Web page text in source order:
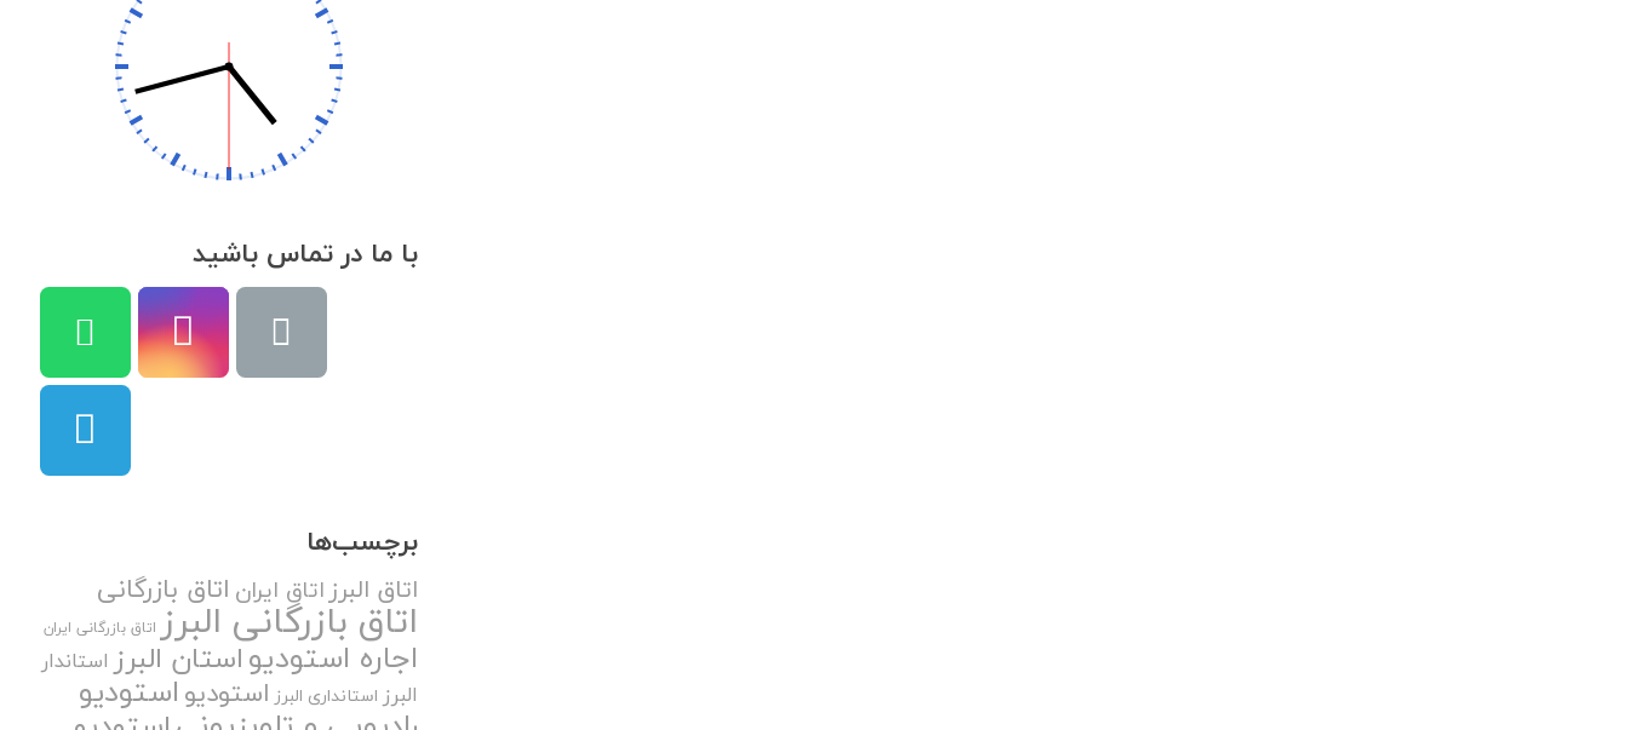
با ما در تماس باشید
برچسب‌ها
اتاق البرزاتاق ایران اتاق بازرگانی
اتاق بازرگانی البرز اتاق بازرگانی ایران
اجاره استودیواستان البرز استاندار
البرز استانداری البرز استودیواستودیو